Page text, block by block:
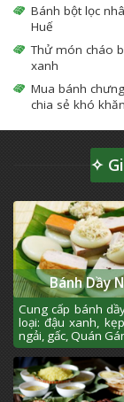
Bánh bột lọc
Huế
Thử món cháo
xanh
Mua bánh
chia sẻ khó
✧
Bánh Dầy
Cung cấp bánh
loại: đậu xanh,
ngải, gấc, Quán